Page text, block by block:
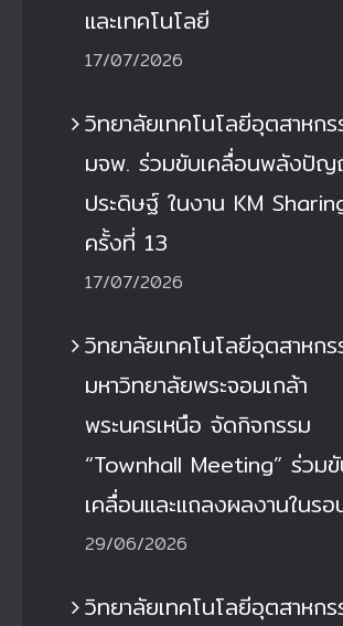
และเทคโนโลยี
17/07/2026
วิทยาลัยเทคโนโลยีอุตสาหก
มจพ. ร่วมขับเคลื่อนพลังปั
ประดิษฐ์ ในงาน KM
ครั้งที่ 13
17/07/2026
วิทยาลัยเทคโนโลยีอุตสาหก
มหาวิทยาลัยพระจอมเกล้า
พระนครเหนือ จัดกิจกรรม
“Townhall Meeting” ร่วม
เคลื่อนและแถลงผลงานในร
29/06/2026
วิทยาลัยเทคโนโลยีอุตสาหก